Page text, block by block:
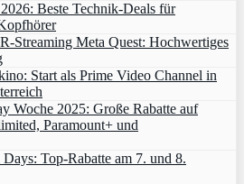
Beste Technik-Deals für
Meta Quest: Hochwertiges
Start als Prime Video Channel in
Woche 2025: Große Rabatte auf
Paramount+ und
Top-Rabatte am 7. und 8.